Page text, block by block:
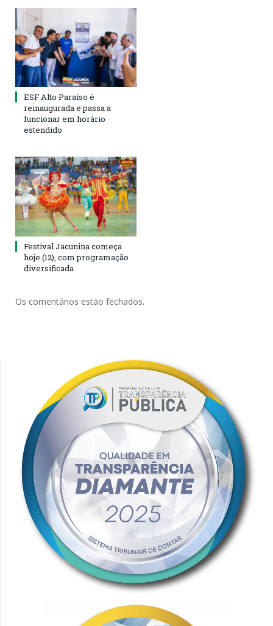
ESF Alto Paraíso é
reinaugurada e passa a
funcionar em horário
estendido
Festival Jacunina começa
hoje (12), com programação
diversificada
Os comentários estão fechados.